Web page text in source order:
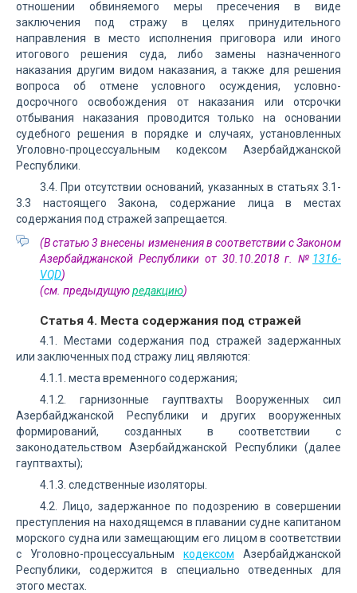
отношении обвиняемого меры пресечения в виде
заключения под стражу в целях принудительного
направления в место исполнения приговора или иного
итогового решения суда, либо замены назначенного
наказания другим видом наказания, а также для решения
вопроса об отмене условного осуждения, условно-
досрочного освобождения от наказания или отсрочки
отбывания наказания проводится только на основании
судебного решения в порядке и случаях, установленных
Уголовно-процессуальным кодексом Азербайджанской
Республики.
3.4. При отсутствии оснований, указанных в статьях 3.1-
3.3 настоящего Закона, содержание лица в местах
содержания под стражей запрещается.
(В статью 3 внесены изменения в соответствии с Законом
Азербайджанской Республики от 30.10.2018 г. № 1316-
VQD)
(см. предыдущуюредакцию)
Статья 4. Места содержания под стражей
4.1. Местами содержания под стражей задержанных
или заключенных под стражу лиц являются:
4.1.1. места временного содержания;
4.1.2. гарнизонные гауптвахты Вооруженных сил
Азербайджанской Республики и других вооруженных
формирований, созданных в соответствии с
законодательством Азербайджанской Республики (далее
гауптвахты);
4.1.3. следственные изоляторы.
4.2. Лицо, задержанное по подозрению в совершении
преступления на находящемся в плавании судне капитаном
морского судна или замещающим его лицом в соответствии
с Уголовно-процессуальным кодексом Азербайджанской
Республики, содержится в специально отведенных для
этого местах.